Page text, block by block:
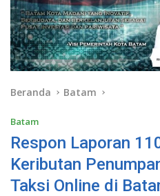
Beranda Batam
Batam
Respon Laporan
Keributan
Taksi Online di